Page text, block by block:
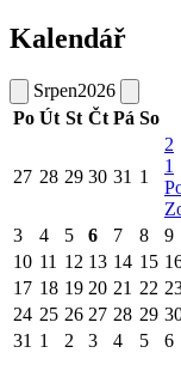
Kalendář
Srpen2026
Po Út St Čt Pá So
27 28 29 30 31 1
2
1
3
4 5 6 7 8
9
10 11 12 13 14 15
17 18 19 20 21 22
24 25 26 27 28 29
31 1 2 3 4 5 6